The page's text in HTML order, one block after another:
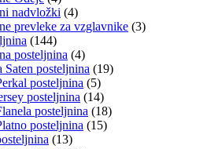
nadvložki (4)
prevleke za vzglavnike (3)
(144)
posteljnina (4)
Saten posteljnina (19)
posteljnina (5)
posteljnina (14)
posteljnina (18)
posteljnina (15)
(13)